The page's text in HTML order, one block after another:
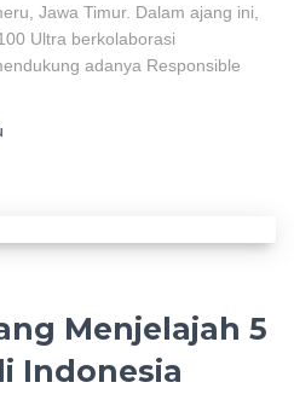
Jawa Timur. Dalam ajang ini,
Ultra berkolaborasi
adanya Responsible
Menjelajah 5
Indonesia